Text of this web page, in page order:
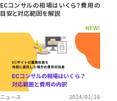
ECコンサルの相場はいくら？費用の
目安と対応範囲を解説
NEW!
ニュース 2024/01/16